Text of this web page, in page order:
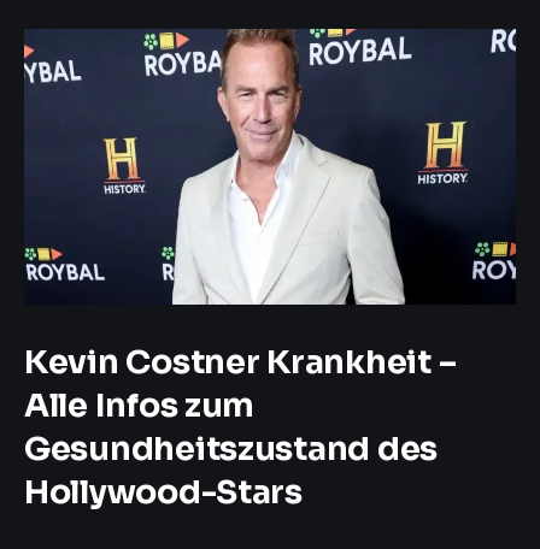
Kevin Costner Krankheit –
Alle Infos zum
Gesundheitszustand des
Hollywood-Stars